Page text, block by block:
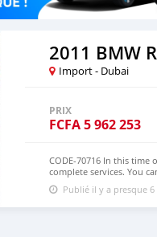
2011 BMW R
Import - Dubai
PRIX
FCFA5 962 253
CODE-70716 In this time
complete services. You
to your destination
the car, and send us
car, and show you the
Publié il y a presque 6